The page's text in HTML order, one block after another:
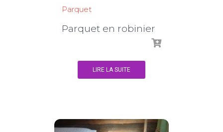
Parquet
Parquet en robinier
LIRE LA SUITE